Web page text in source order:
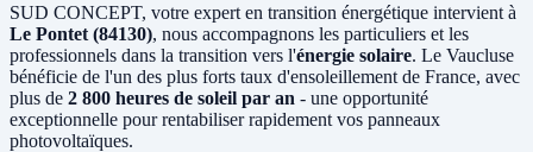
SUD CONCEPT, votre expert en transition énergétique intervient à
Le Pontet (84130), nous accompagnons les particuliers et les
professionnels dans la transition vers l'énergie solaire. Le Vaucluse
bénéficie de l'un des plus forts taux d'ensoleillement de France, avec
plus de 2 800 heures de soleil par an - une opportunité
exceptionnelle pour rentabiliser rapidement vos panneaux
photovoltaïques.